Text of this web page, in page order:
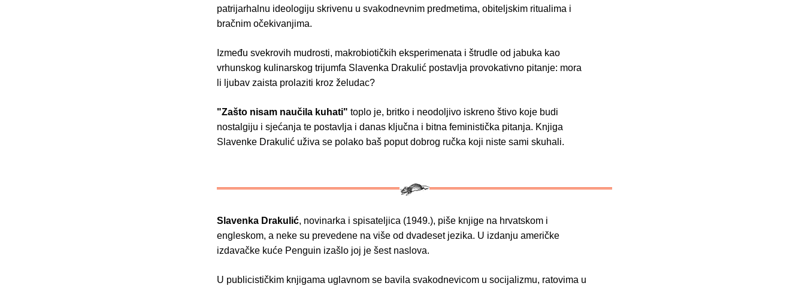
patrijarhalnu ideologiju skrivenu u svakodnevnim predmetima, obiteljskim ritualima i
bračnim očekivanjima.
Između svekrovih mudrosti, makrobiotičkih eksperimenata i štrudle od jabuka kao
vrhunskog kulinarskog trijumfa Slavenka Drakulić postavlja provokativno pitanje: mora
li ljubav zaista prolaziti kroz želudac?
"Zašto nisam naučila kuhati" toplo je, britko i neodoljivo iskreno štivo koje budi
nostalgiju i sjećanja te postavlja i danas ključna i bitna feministička pitanja. Knjiga
Slavenke Drakulić uživa se polako baš poput dobrog ručka koji niste sami skuhali.
Slavenka Drakulić, novinarka i spisateljica (1949.), piše knjige na hrvatskom i
engleskom, a neke su prevedene na više od dvadeset jezika. U izdanju američke
izdavačke kuće Penguin izašlo joj je šest naslova.
U publicističkim knjigama uglavnom se bavila svakodnevicom u socijalizmu, ratovima u